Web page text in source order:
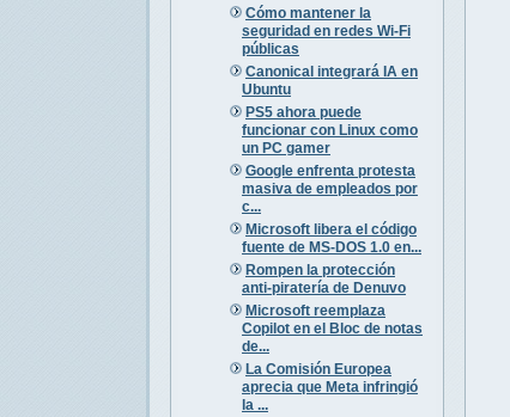
Cómo mantener la
seguridad en redes Wi-Fi
públicas
Canonical integrará IA en
Ubuntu
PS5 ahora puede
funcionar con Linux como
un PC gamer
Google enfrenta protesta
masiva de empleados por
c...
Microsoft libera el código
fuente de MS-DOS 1.0 en...
Rompen la protección
anti-piratería de Denuvo
Microsoft reemplaza
Copilot en el Bloc de notas
de...
La Comisión Europea
aprecia que Meta infringió
la ...